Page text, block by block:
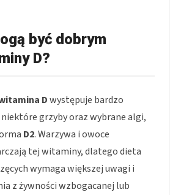
być dobrym
D?
Dwystępuje bardzo
grzyby oraz wybrane algi,
D2. Warzywa i owoce
tej witaminy, dlatego dieta
wymaga większej uwagi i
z żywności wzbogacanej lub